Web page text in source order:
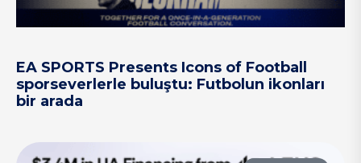
EA SPORTS Presents Icons of Football
sporseverlerle buluştu: Futbolun ikonları
bir arada